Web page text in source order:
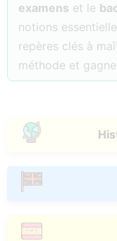
examens et le
notions
repères clés à
méthode et